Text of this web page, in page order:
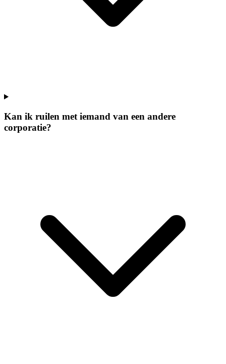
Kan ik ruilen met iemand van een andere
corporatie?